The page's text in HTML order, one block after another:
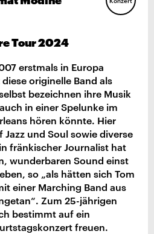
Tour 2024
erstmals in Europa
originelle Band als
bezeichnen ihre Musik
in einer Spelunke im
hören könnte. Hier
und Soul sowie diverse
fränkischer Journalist hat
wunderbaren Sound einst
so „als hätten sich Tom
einer Marching Band aus
Zum 25-jährigen
bestimmt auf ein
freuen.